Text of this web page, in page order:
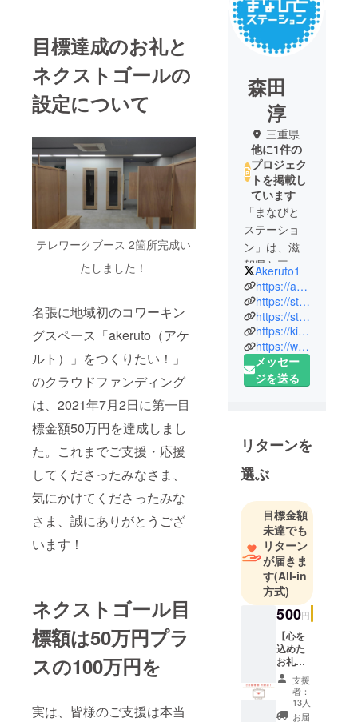
目標達成のお礼と
ネクストゴールの
設定について
テレワークブース 2箇所完成い
たしました！
名張に地域初のコワーキン
グスペース「akeruto（アケ
ルト）」をつくりたい！」
のクラウドファンディング
は、2021年7月2日に第一目
標金額50万円を達成しまし
た。これまでご支援・応援
してくださったみなさま、
気にかけてくださったみな
さま、誠にありがとうござ
います！
ネクストゴール目
標額は50万円プラ
スの100万円を
実は、皆様のご支援は本当
森田
淳
三重県
他に1件の
プロジェク
トを掲載し
ています
「まなびと
ステーショ
ン」は、滋
賀県と三重
県を拠点に
地域の教育
支援や個人
の方の事業
スタート
アップを応
援する活動
す。
「すべての
人はまなび
コンセプト
に「こども
の学習支
援」「オン
ライン家庭
教師」
「キッズプ
ログラミン
グ」や法人
向けの研修
も行ってい
るNPO法人
Akeruto1
https://akeruto.net/
https://study-room.jp.net/
https://study-station.net/
https://kids-prolab.com/location/te58/
https://www.instagram.com/akeruto.78/
メッセー
ジを送る
リターンを
選ぶ
目標金額
未達でも
リターン
が届きま
す(All-in
方式)
500円
【心を
込めた
お礼
を】 小
さくて
akeruto
支援
者：
13人
お届